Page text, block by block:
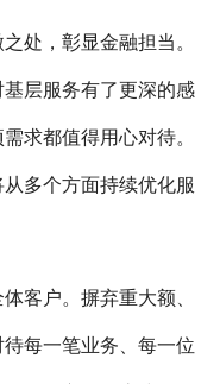
处，彰显金融担当。
层服务有了更深的感
求都值得用心对待。
从多个方面持续优化服
客户。摒弃重大额、
每一笔业务、每一位